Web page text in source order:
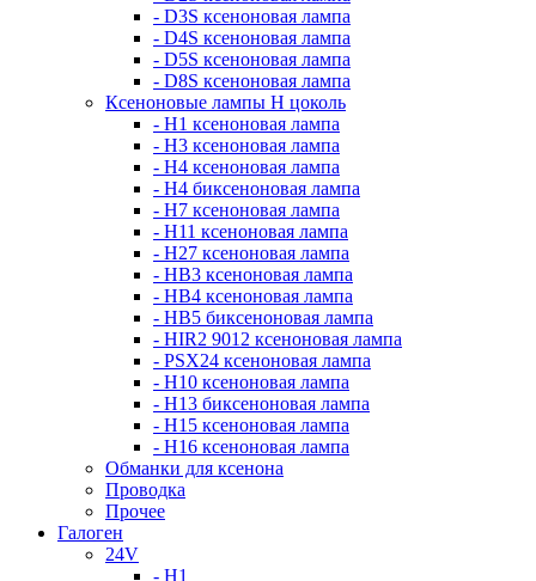
- D3S ксеноновая лампа
- D4S ксеноновая лампа
- D5S ксеноновая лампа
- D8S ксеноновая лампа
Ксеноновые лампы Н цоколь
- H1 ксеноновая лампа
- H3 ксеноновая лампа
- H4 ксеноновая лампа
- H4 биксеноновая лампа
- H7 ксеноновая лампа
- H11 ксеноновая лампа
- H27 ксеноновая лампа
- HB3 ксеноновая лампа
- HB4 ксеноновая лампа
- HB5 биксеноновая лампа
- HIR2 9012 ксеноновая лампа
- PSX24 ксеноновая лампа
- H10 ксеноновая лампа
- H13 биксеноновая лампа
- H15 ксеноновая лампа
- H16 ксеноновая лампа
Обманки для ксенона
Проводка
Прочее
Галоген
24V
- H1